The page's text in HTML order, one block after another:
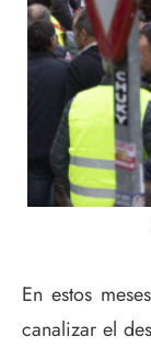
En estos
canalizar el